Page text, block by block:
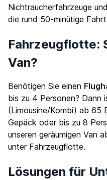
Nichtraucherfahrzeuge
die rund 50-minütige
Fahrzeugflotte:
Van?
Benötigen Sie einen
bis zu 4 Personen? Dann
(Limousine/Kombi) ab 65
Gepäck oder bis zu 8
unseren geräumigen Van
unter Fahrzeugflotte.
Lösungen für